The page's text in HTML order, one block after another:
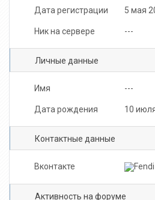
Benjumin
Дата регистрации 5 мая
Ник на сервере ---
Личные данные
Имя ---
Дата рождения 10
Контактные данные
Вконтакте
Активность на форуме